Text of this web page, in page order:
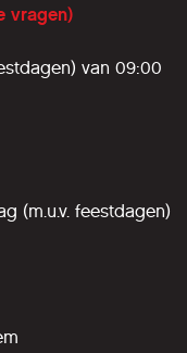
vragen)
van 09:00
(m.u.v. feestdagen)